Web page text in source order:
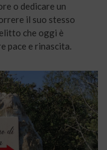
o dedicare un
il suo stesso
che oggi è
pace e rinascita.